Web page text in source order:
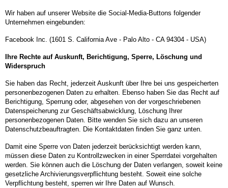
Wir haben auf unserer Website die Social-Media-Buttons folgender
Unternehmen eingebunden:
Facebook Inc. (1601 S. California Ave - Palo Alto - CA 94304 - USA)
Ihre Rechte auf Auskunft, Berichtigung, Sperre, Löschung und
Widerspruch
Sie haben das Recht, jederzeit Auskunft über Ihre bei uns gespeicherten
personenbezogenen Daten zu erhalten. Ebenso haben Sie das Recht auf
Berichtigung, Sperrung oder, abgesehen von der vorgeschriebenen
Datenspeicherung zur Geschäftsabwicklung, Löschung Ihrer
personenbezogenen Daten. Bitte wenden Sie sich dazu an unseren
Datenschutzbeauftragten. Die Kontaktdaten finden Sie ganz unten.
Damit eine Sperre von Daten jederzeit berücksichtigt werden kann,
müssen diese Daten zu Kontrollzwecken in einer Sperrdatei vorgehalten
werden. Sie können auch die Löschung der Daten verlangen, soweit keine
gesetzliche Archivierungsverpflichtung besteht. Soweit eine solche
Verpflichtung besteht, sperren wir Ihre Daten auf Wunsch.